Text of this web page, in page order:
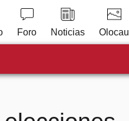
Foro Noticias Olocau